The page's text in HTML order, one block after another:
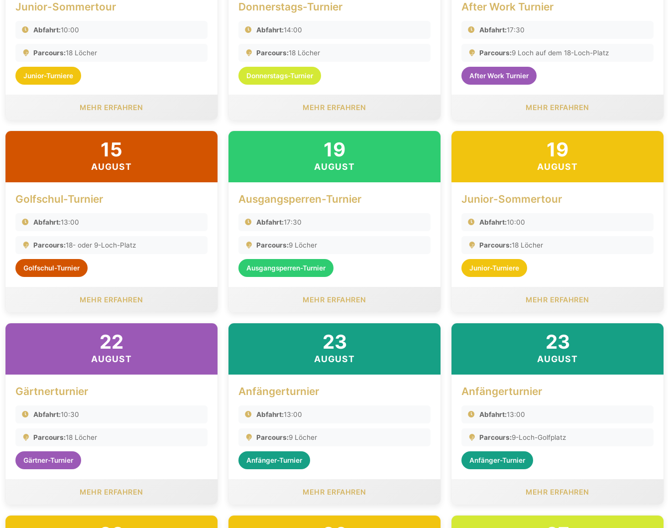
Junior-Sommertour
Abfahrt:10:00
Parcours:18 Löcher
Junior-Turniere
MEHR ERFAHREN
Donnerstags-Turnier
Abfahrt:14:00
Parcours:18 Löcher
Donnerstags-Turnier
MEHR ERFAHREN
After Work Turnier
Abfahrt:17:30
Parcours:9 Loch auf dem 18-Loch-Platz
After Work Turnier
MEHR ERFAHREN
15
AUGUST
Golfschul-Turnier
Abfahrt:13:00
Parcours:18- oder 9-Loch-Platz
Golfschul-Turnier
MEHR ERFAHREN
19
AUGUST
Ausgangsperren-Turnier
Abfahrt:17:30
Parcours:9 Löcher
Ausgangsperren-Turnier
MEHR ERFAHREN
19
AUGUST
Junior-Sommertour
Abfahrt:10:00
Parcours:18 Löcher
Junior-Turniere
MEHR ERFAHREN
22
AUGUST
Gärtnerturnier
Abfahrt:10:30
Parcours:18 Löcher
Gärtner-Turnier
MEHR ERFAHREN
23
AUGUST
Anfängerturnier
Abfahrt:13:00
Parcours:9 Löcher
Anfänger-Turnier
MEHR ERFAHREN
23
AUGUST
Anfängerturnier
Abfahrt:13:00
Parcours:9-Loch-Golfplatz
Anfänger-Turnier
MEHR ERFAHREN